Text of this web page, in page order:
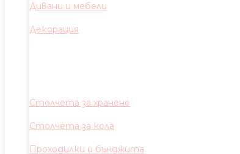
Дивани и мебели
Декорация
Столчета за хранене
Столчета за кола
Проходилки и бънджита